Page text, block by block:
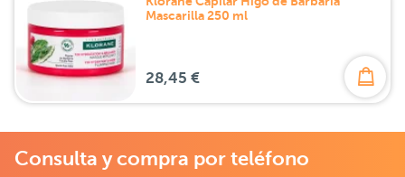
Mascarilla 250 ml
28,45 €
Consulta y compra por teléfono